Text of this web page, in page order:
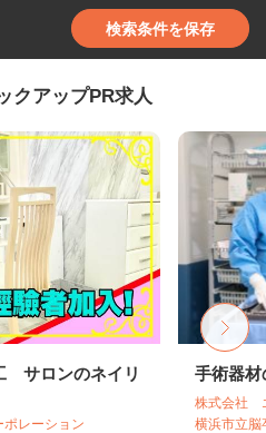
検索条件を保存
クアップPR求人
サロンのネイリ
レーション
手術器材
株式会社
横浜市立脳